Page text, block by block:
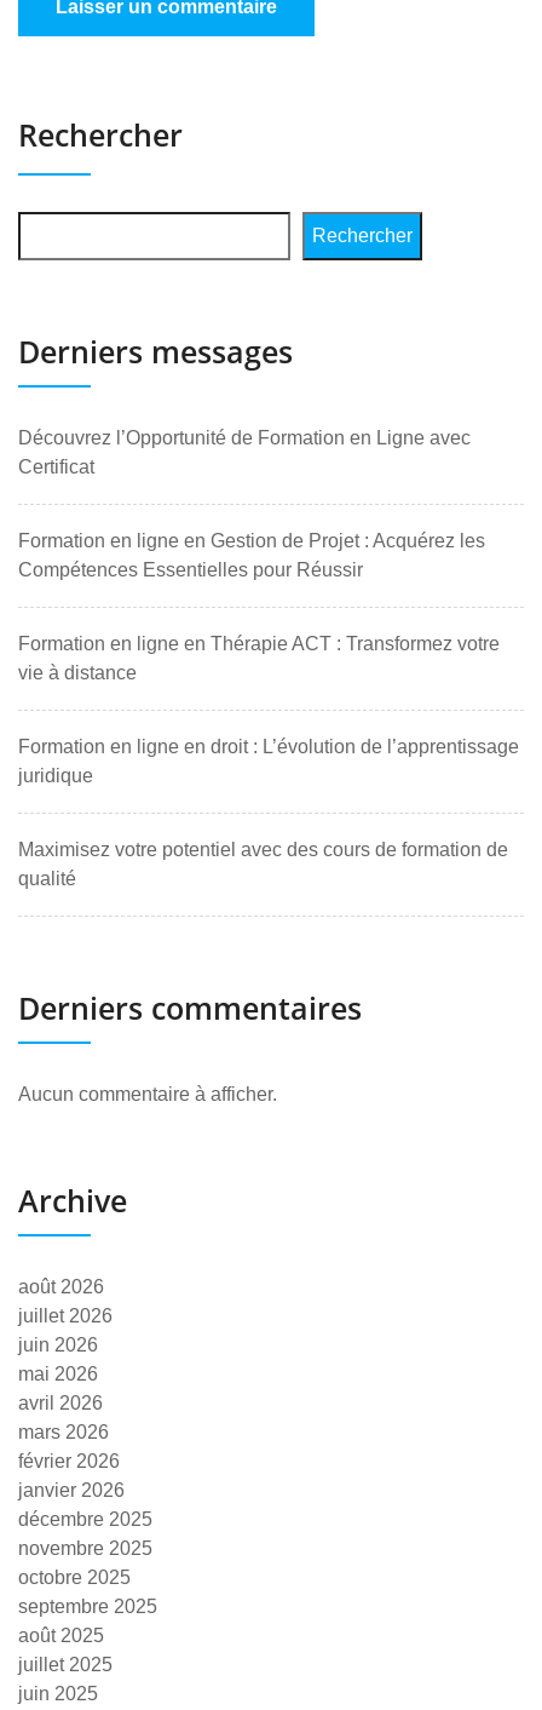
Rechercher
Rechercher
Derniers messages
Découvrez l’Opportunité de Formation en Ligne avec
Certificat
Formation en ligne en Gestion de Projet : Acquérez les
Compétences Essentielles pour Réussir
Formation en ligne en Thérapie ACT : Transformez votre
vie à distance
Formation en ligne en droit : L’évolution de l’apprentissage
juridique
Maximisez votre potentiel avec des cours de formation de
qualité
Derniers commentaires
Aucun commentaire à afficher.
Archive
août 2026
juillet 2026
juin 2026
mai 2026
avril 2026
mars 2026
février 2026
janvier 2026
décembre 2025
novembre 2025
octobre 2025
septembre 2025
août 2025
juillet 2025
juin 2025